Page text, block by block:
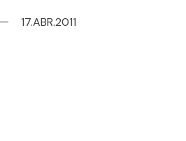
17.ABR.2011